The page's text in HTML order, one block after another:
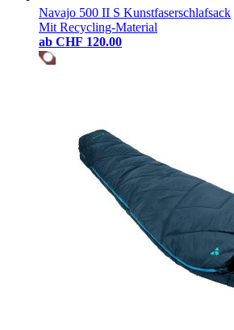
Navajo 500 II S Kunstfaserschlafsack
Mit Recycling-Material
ab CHF 120.00